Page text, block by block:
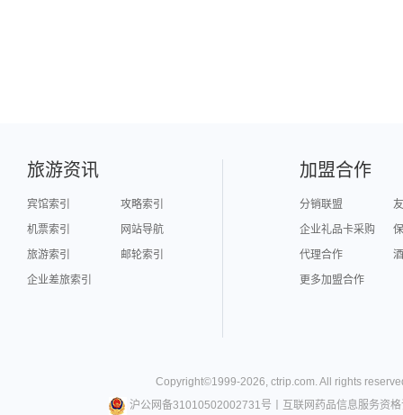
旅游资讯
宾馆索引
攻略索引
机票索引
网站导航
旅游索引
邮轮索引
企业差旅索引
加盟合作
分销联盟
企业礼品卡采购
代理合作
更多加盟合作
Copyright©1999-2026, ctrip.com. All rights
沪公网备31010502002731号
互联网药品信息服务资格